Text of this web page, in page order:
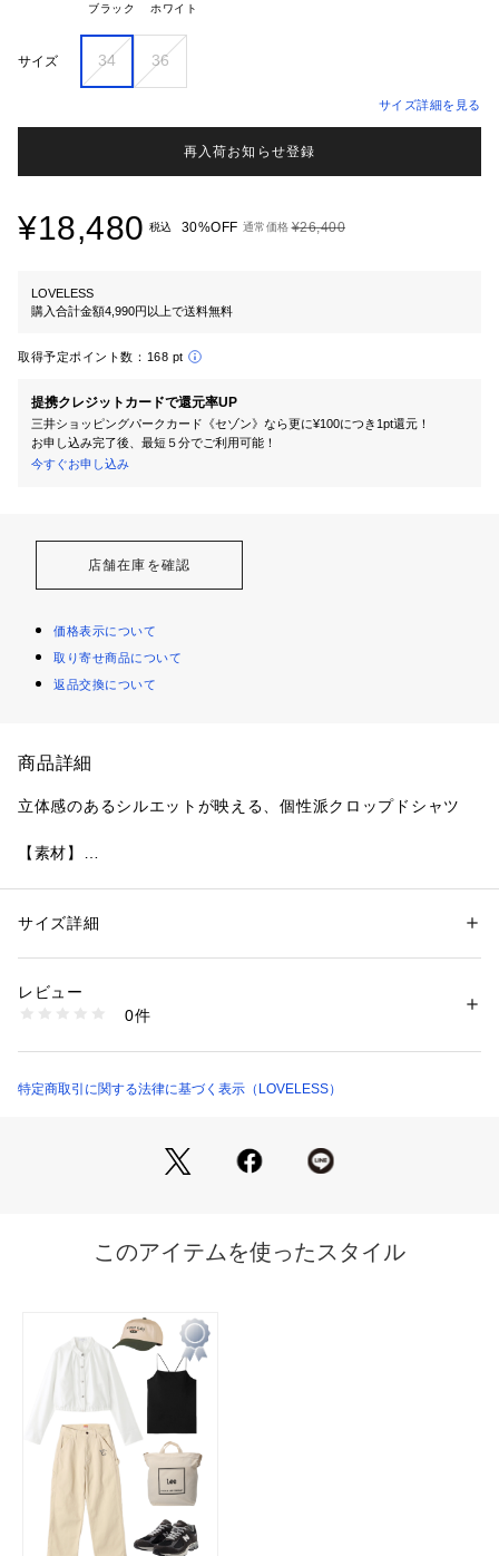
ブラック ホワイト
サイズ 34 36
サイズ詳細を見る
再入荷お知らせ登録
¥18,480 税込 30%OFF 通常価格 ¥26,400
LOVELESS
購入合計金額4,990円以上で送料無料
取得予定ポイント数： 168 pt
提携クレジットカードで還元率UP
三井ショッピングパークカード《セゾン》なら更に¥100につき1pt還元！
お申し込み完了後、最短５分でご利用可能！
今すぐお申し込み
店舗在庫を確認
価格表示について
取り寄せ商品について
返品交換について
商品詳細
立体感のあるシルエットが映える、個性派クロップドシャツ
【素材】
その素材にヴィンテージ加工を施し、程よいシワが加わること
【シルエット/デザイン】
ショート丈×ワイドスリーブのボクシーなシルエットに、前衿
な釦がさりげないアクセントに。
ディテールと機能性を両立した、ひとクセ効いた一枚です。
裾ゴムでコンパクトにまとまり羽織りにも最適。
【お手入れ方法】
こちらの商品は、手洗いでのお洗濯が可能です。
━━━━━━━━━━━━━━━━━━━━━━━━━━
お買い物をお楽しみ頂くために
<商品のお気に入り登録>
完売カラーの再入荷通知など、お得な情報をお届けします。
性別：レディース
素材：ポリエステル100%
商品番号：
62M21621-- （ショップ）
サイズ詳細
レビュー
0件
特定商取引に関する法律に基づく表示（LOVELESS）